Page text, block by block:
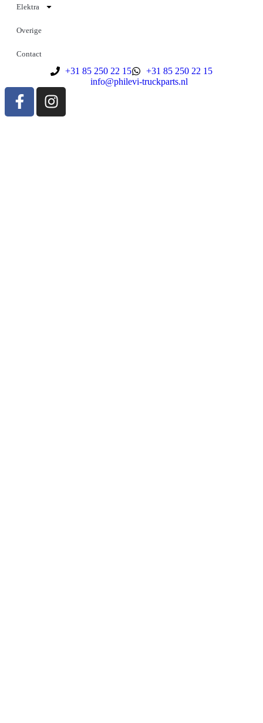
Elektra
Overige
Contact
+31 85 250 22 15
+31 85 250 22 15
info@philevi-truckparts.nl